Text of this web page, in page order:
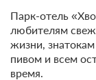
Парк-отель
любителям
жизни,
пивом и всем
время.